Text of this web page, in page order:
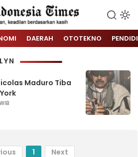
DAERAH OTOTEKNO
Maduro Tiba
1 Next